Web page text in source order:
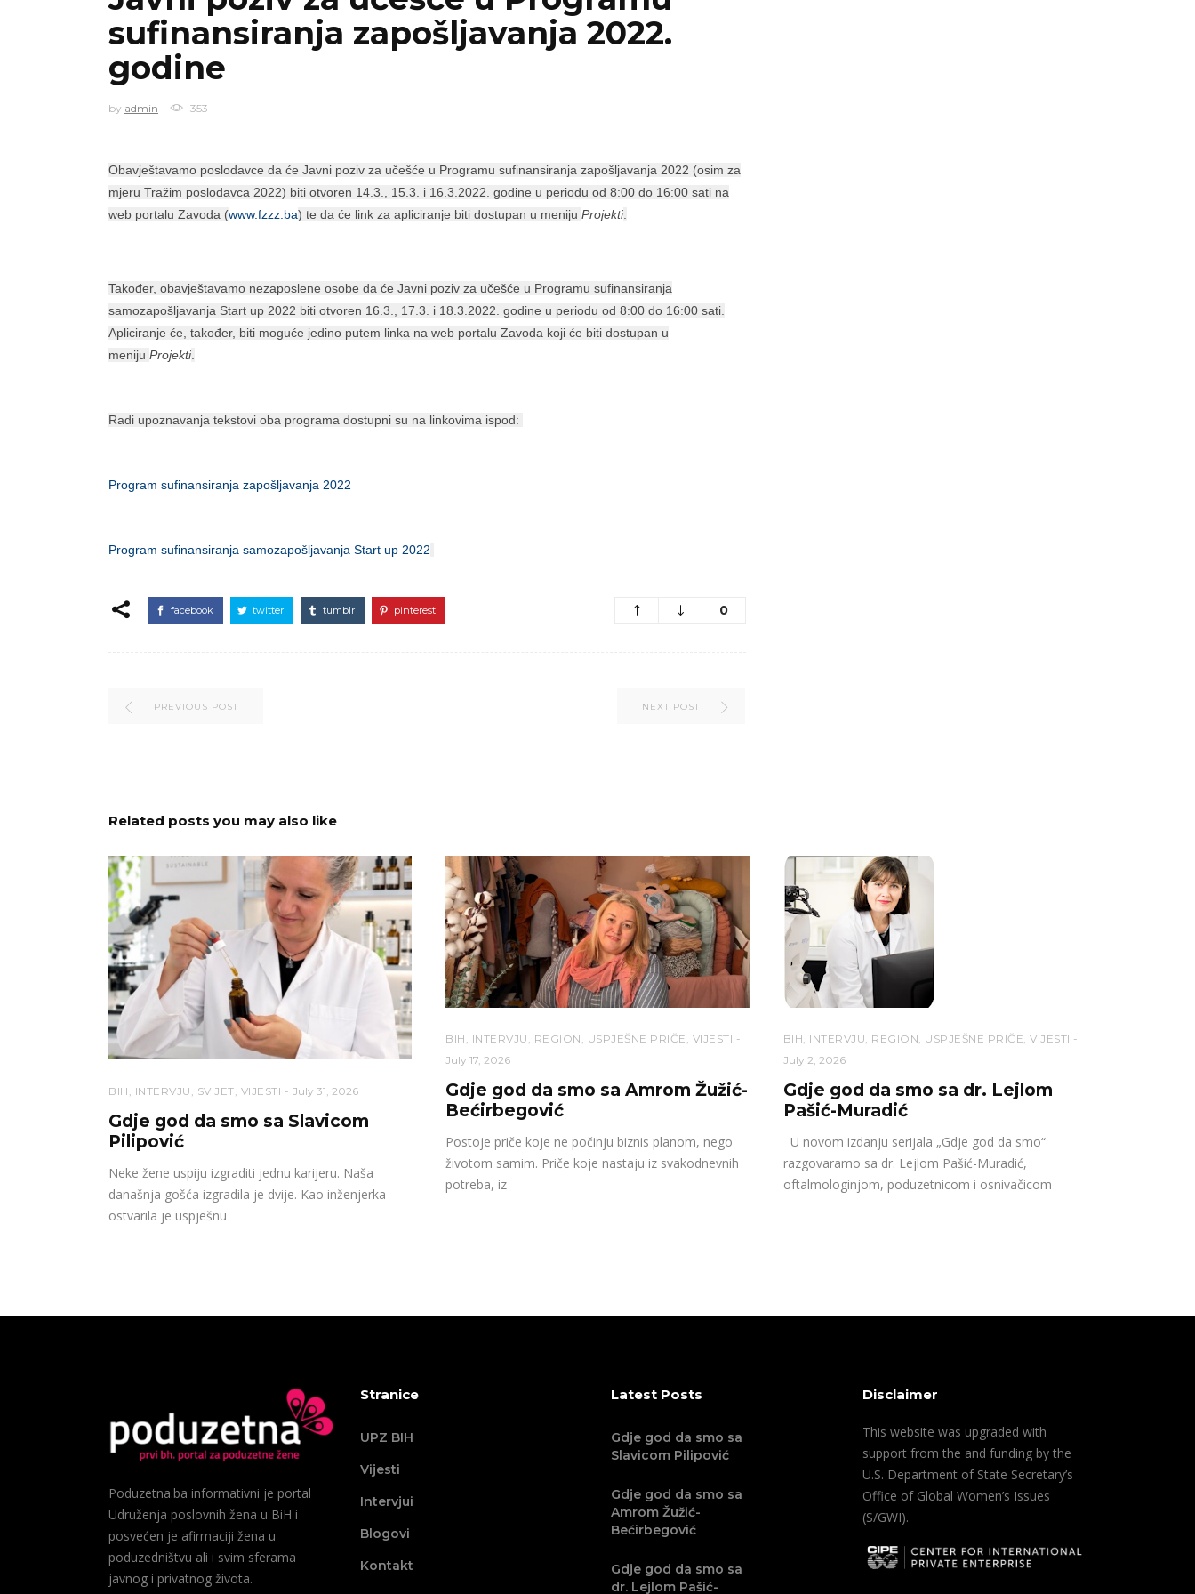
sufinansiranja zapošljavanja 2022.
godine
by admin 353
Obavještavamo poslodavce da će Javni poziv za učešće u Programu sufinansiranja zapošljavanja 2022 (osim za
mjeru Tražim poslodavca 2022) biti otvoren 14.3., 15.3. i 16.3.2022. godine u periodu od 8:00 do 16:00 sati na
web portalu Zavoda (www.fzzz.ba) te da će link za apliciranje biti dostupan u meniju Projekti
Također, obavještavamo nezaposlene osobe da će Javni poziv za učešće u Programu sufinansiranja
samozapošljavanja Start up 2022 biti otvoren 16.3., 17.3. i 18.3.2022. godine u periodu od 8:00 do 16:00 sati.
Apliciranje će, također, biti moguće jedino putem linka na web portalu Zavoda koji će biti dostupan u
meniju Projekti
Radi upoznavanja tekstovi oba programa dostupni su na linkovima ispod:
Program sufinansiranja zapošljavanja 2022
Program sufinansiranja samozapošljavanja Start up 2022
facebook twitter tumblr pinterest 0
PREVIOUS POST NEXT POST
Related posts you may also like
BIH INTERVJU SVIJET VIJESTI July 31, 2026
Gdje god da smo sa Slavicom
Pilipović
Neke žene uspiju izgraditi jednu karijeru. Naša
današnja gošća izgradila je dvije. Kao inženjerka
ostvarila je uspješnu
BIH INTERVJU REGION USPJEŠNE PRIČE VIJESTI
July 17, 2026
Gdje god da smo sa Amrom Žužić-
Bećirbegović
Postoje priče koje ne počinju biznis planom, nego
životom samim. Priče koje nastaju iz svakodnevnih
potreba, iz
BIH, INTERVJU, REGION, USPJEŠNE PRIČE,VIJESTI
July 2, 2026
Gdje god da smo sa dr. Lejlom
Pašić-Muradić
U novom izdanju serijala „Gdje god da smo“
razgovaramo sa dr. Lejlom Pašić-Muradić,
oftalmologinjom, poduzetnicom i osnivačicom
Poduzetna.ba informativni je portal
Udruženja poslovnih žena u BiH i
posvećen je afirmaciji žena u
poduzedništvu ali i svim sferama
javnog i privatnog života.
Stranice
UPZ BIH
Vijesti
Intervjui
Blogovi
Kontakt
Latest Posts
Gdje god da smo sa
Slavicom Pilipović
Gdje god da smo sa
Amrom Žužić-
Bećirbegović
Gdje god da smo sa
dr. Lejlom Pašić-
Disclaimer
This website was upgraded with
support from the and funding by the
U.S. Department of State Secretary’s
Office of Global Women’s Issues
(S/GWI).